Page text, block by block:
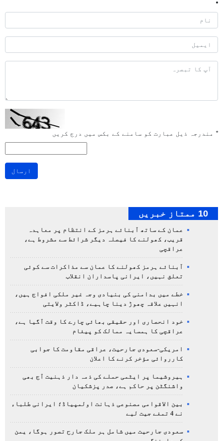
* مندرجہ ذیل عبارت کو سامنے کے بکس میں درج کریں
ارسال
10 ممتاز خبریں
عمان کے ساتھ آبنائے ہرمز کے انتظام پر معاہدہ
قریب، کھولنے کا فیصلہ دیگر شرائط سے مشروط ہے،
عراقچی
آبنائے ہرمز کھولنے کا عمان سے مذاکرات سے کوئی
تعلق نہیں، ایرانی پاسداران انقلاب
خطے میں بدامنی کی بنیادی وجہ غیر ملکی افواج ہیں،
انہیں علاقہ چھوڑ دینا چاہیے، ڈاکٹر ولایتی
خود انحصاری اور حقیقی بھائی چارے کا وقت آگیا ہے،
عراقچی کا ہمسایہ ممالک کو پیغام
امریکی-سعودی جارحیت، عراقی مقاومت کا جوابی
کارروائی مؤخر کرنے کا اعلان
ہیروشیما پر ایٹمی حملے کی ذمہ دار ذہنیت آج بھی
واشنگٹن پر حاکم ہے، صدر پزشکیان
بین الاقوامی مصنوعی ذہانت اولمپیاڈ؛ ایرانی طلباء
نے 4 تمغے جیت لیے
سعودی جارحیت میں شامل ہر ملک جارح تصور ہوگا، یمن